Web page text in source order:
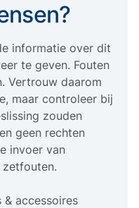
informatie over dit
te geven. Fouten
Vertrouw daarom
maar controleer bij
zouden
geen rechten
invoer van
accessoires